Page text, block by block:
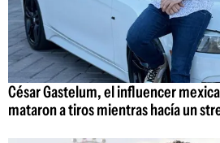
César Gastelum, el influencer
mataron a tiros mientras hacía un